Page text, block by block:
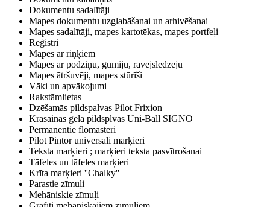
Dokumentu sadalītāji
Mapes dokumentu uzglabāšanai un arhivēšanai
Mapes sadalītāji, mapes kartotēkas, mapes portfeļi
Reģistri
Mapes ar riņķiem
Mapes ar podziņu, gumiju, rāvējslēdzēju
Mapes ātršuvēji, mapes stūrīši
Vāki un apvākojumi
Rakstāmlietas
Dzēšamās pildspalvas Pilot Frixion
Krāsainās gēla pildsplvas Uni-Ball SIGNO
Permanentie flomāsteri
Pilot Pintor universāli marķieri
Teksta marķieri ; marķieri teksta pasvītrošanai
Tāfeles un tāfeles marķieri
Krīta marķieri ''Chalky''
Parastie zīmuļi
Mehāniskie zīmuļi